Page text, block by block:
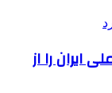
ایران را از